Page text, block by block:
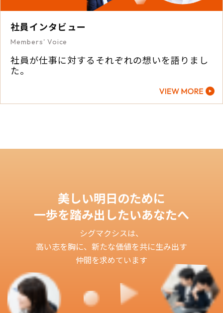
社員インタビュー
Members' Voice
社員が仕事に対するそれぞれの想いを語りまし
た。
美しい明日のために
一歩を踏み出したいあなたへ
シグマクシスは、
高い志を胸に、新たな価値を共に生み出す
仲間を求めています